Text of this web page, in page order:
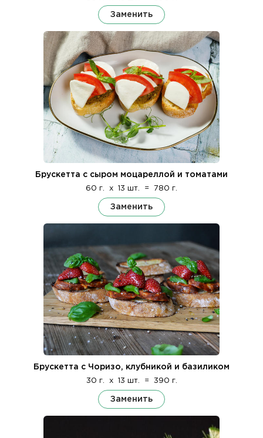
Заменить
Брускетта с сыром моцареллой и томатами
60 г. x 13 шт. = 780 г.
Заменить
Брускетта с Чоризо, клубникой и базиликом
30 г. x 13 шт. = 390 г.
Заменить